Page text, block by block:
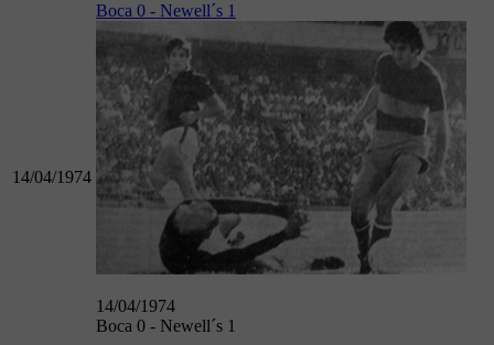
14/04/1974
Boca 0 - Newell´s 1
14/04/1974
Boca 0 - Newell´s 1